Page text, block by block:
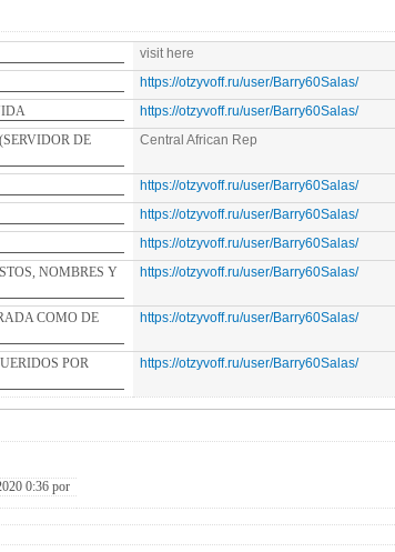
visit here
https://otzyvoff.ru/user/Barry60Salas/
https://otzyvoff.ru/user/Barry60Salas/
DE
Central African Rep
https://otzyvoff.ru/user/Barry60Salas/
https://otzyvoff.ru/user/Barry60Salas/
https://otzyvoff.ru/user/Barry60Salas/
Y
https://otzyvoff.ru/user/Barry60Salas/
DE
https://otzyvoff.ru/user/Barry60Salas/
POR
https://otzyvoff.ru/user/Barry60Salas/
por